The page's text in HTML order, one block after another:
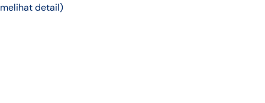
melihat detail)